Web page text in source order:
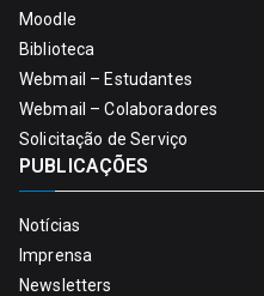
Moodle
Biblioteca
Webmail – Estudantes
Webmail – Colaboradores
Solicitação de Serviço
PUBLICAÇÕES
Notícias
Imprensa
Newsletters